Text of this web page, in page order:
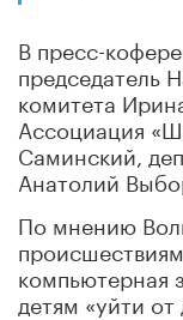
В пресс-
председатель
комитета
Ассоциация
Саминский,
Анатолий
По мнению
компьютерная
детям «уйти от